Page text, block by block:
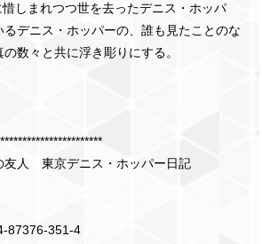
しまれつつ世を去ったデニス・ホッパ
デニス・ホッパーの、誰も見たことのな
数々と共に浮き彫りにする。
友人 東京デニス・ホッパー日記
87376-351-4